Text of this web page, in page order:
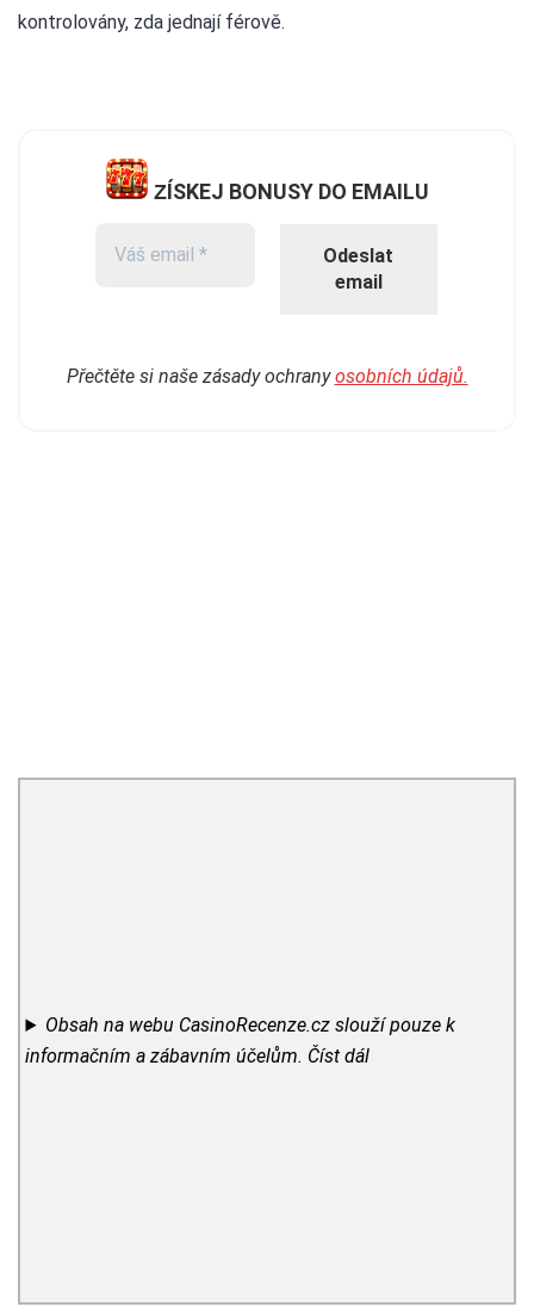
kontrolovány, zda jednají férově.
ZÍSKEJ BONUSY DO EMAILU
Přečtěte si naše zásady ochranyosobních údajů.
Obsah na webu CasinoRecenze.cz slouží pouze k
informačním a zábavním účelům. Číst dál